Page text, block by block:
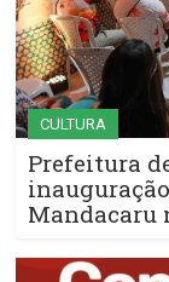
CULTURA
Prefeitura
Mandacaru